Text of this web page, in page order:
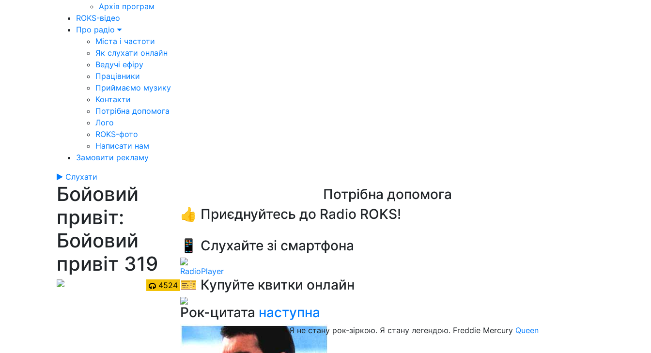
Архів програм
ROKS-відео
Про радіо
Міста і частоти
Як слухати онлайн
Ведучі ефіру
Працівники
Приймаємо музику
Контакти
Потрібна допомога
Лого
ROKS-фото
Написати нам
Замовити рекламу
Слухати
Бойовий
привіт:
Бойовий
привіт 319
4524
Потрібна допомога
👍 Приєднуйтесь до Radio ROKS!
📱 Слухайте зі смартфона
RadioPlayer
🎫 Купуйте квитки онлайн
Рок-цитата наступна
Я не стану рок-зіркою. Я стану легендою. Freddie Mercury Queen